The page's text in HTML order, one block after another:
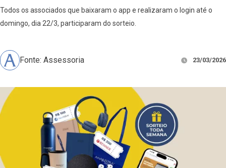
Todos os associados que baixaram o app e realizaram o login até o
domingo, dia 22/3, participaram do sorteio.
Fonte: Assessoria 23/03/2026